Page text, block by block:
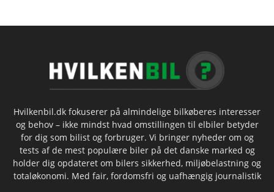
Hvilkenbil.dk fokuserer på almindelige bilkøberes interesser
og behov – ikke mindst hvad omstillingen til elbiler betyder
for dig som bilist og forbruger. Vi bringer nyheder om og
tests af de mest populære biler på det danske marked og
holder dig opdateret om bilers sikkerhed, miljøbelastning og
totaløkonomi. Med fair, fordomsfri og uafhængig journalistik